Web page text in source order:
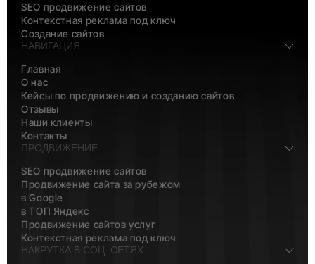
SEO продвижение сайтов
Контекстная реклама под ключ
Создание сайтов
НАВИГАЦИЯ
Главная
О нас
Кейсы по продвижению и созданию сайтов
Отзывы
Наши клиенты
Контакты
ПРОДВИЖЕНИЕ
SEO продвижение сайтов
Продвижение сайта за рубежом
в Google
в ТОП Яндекс
Продвижение сайтов услуг
Контекстная реклама под ключ
НАКРУТКА В СОЦ. СЕТЯХ